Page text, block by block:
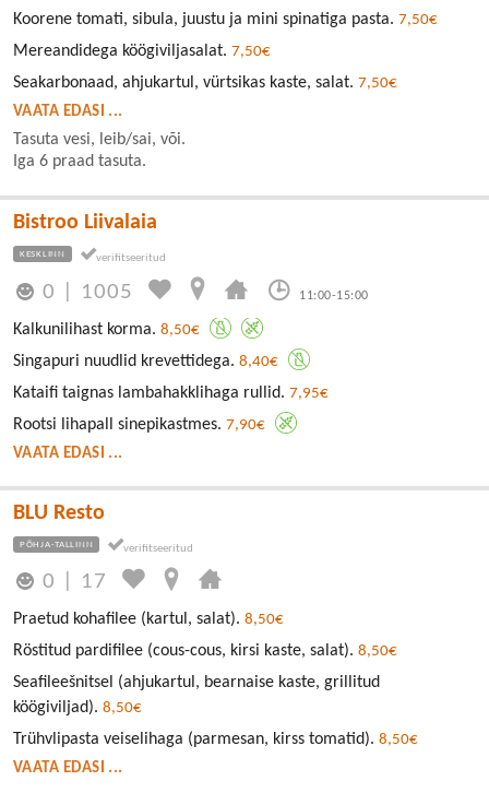
Koorene tomati, sibula, juustu ja mini spinatiga pasta. 7,50€
Mereandidega köögiviljasalat. 7,50€
Seakarbonaad, ahjukartul, vürtsikas kaste, salat. 7,50€
VAATA EDASI ...
Tasuta vesi, leib/sai, või.
Iga 6 praad tasuta.
Bistroo Liivalaia
KESKLINN
0 1005 11:00-15:00
Kalkunilihast korma. 8,50€
Singapuri nuudlid krevettidega. 8,40€
Kataifi taignas lambahakklihaga rullid. 7,95€
Rootsi lihapall sinepikastmes. 7,90€
VAATA EDASI ...
BLU Resto
PÕHJA-TALLINN
0 17
Praetud kohafilee (kartul, salat). 8,50€
Röstitud pardifilee (cous-cous, kirsi kaste, salat). 8,50€
Seafileešnitsel (ahjukartul, bearnaise kaste, grillitud
köögiviljad). 8,50€
Trühvlipasta veiselihaga (parmesan, kirss tomatid). 8,50€
VAATA EDASI ...